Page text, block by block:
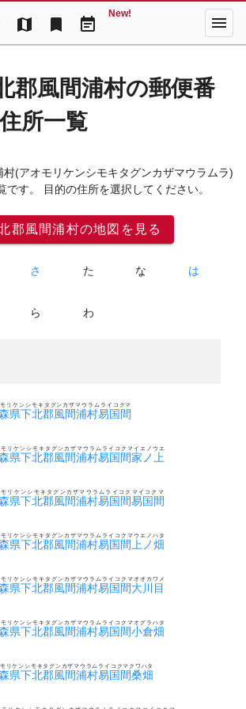
map bookmark event_note
New! menu
郡風間浦村の郵便番
所一覧
村(アオモリケンシモキタグンカザマウラムラ)
です。 目的の住所を選択してください。
郡風間浦村の地図を見る
さ た な は
ら わ
県下北郡風間浦村易国間
リケンシモキタグンカザマウラムライコクマ
県下北郡風間浦村易国間家ノ上
モリケンシモキタグンカザマウラムライコクマイエノウエ
県下北郡風間浦村易国間易国間
モリケンシモキタグンカザマウラムライコクマイコクマ
県下北郡風間浦村易国間上ノ畑
モリケンシモキタグンカザマウラムライコクマウエノハタ
県下北郡風間浦村易国間大川目
モリケンシモキタグンカザマウラムライコクマオオカワメ
県下北郡風間浦村易国間小倉畑
モリケンシモキタグンカザマウラムライコクマオグラハタ
県下北郡風間浦村易国間桑畑
リケンシモキタグンカザマウラムライコクマクワハタ